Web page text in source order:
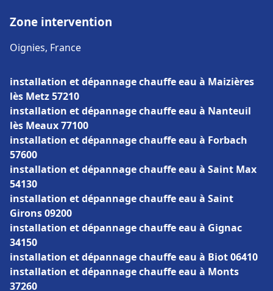
Zone intervention
Oignies, France
installation et dépannage chauffe eau à Maizières
lès Metz 57210
installation et dépannage chauffe eau à Nanteuil
lès Meaux 77100
installation et dépannage chauffe eau à Forbach
57600
installation et dépannage chauffe eau à Saint Max
54130
installation et dépannage chauffe eau à Saint
Girons 09200
installation et dépannage chauffe eau à Gignac
34150
installation et dépannage chauffe eau à Biot 06410
installation et dépannage chauffe eau à Monts
37260